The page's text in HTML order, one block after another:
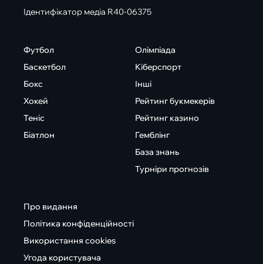
Ідентифікатор медіа R40-06375
Футбол
Баскетбол
Бокс
Хокей
Теніс
Біатлон
Олімпіада
Кіберспорт
Інші
Рейтинг букмекерів
Рейтинг казино
Гемблінг
База знань
Турніри прогнозів
Про видання
Політика конфіденційності
Використання cookies
Угода користувача